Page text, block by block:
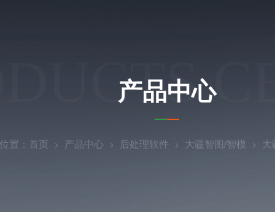
产品中心
置： 首页 产品中心 后处理软件 大疆智图/智模 大